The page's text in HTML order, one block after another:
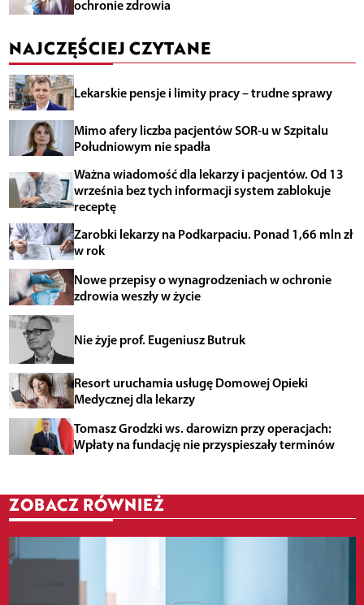
ochronie zdrowia
NAJCZĘŚCIEJ CZYTANE
Lekarskie pensje i limity pracy – trudne sprawy
Mimo afery liczba pacjentów SOR-u w Szpitalu
Południowym nie spadła
Ważna wiadomość dla lekarzy i pacjentów. Od 13
września bez tych informacji system zablokuje
receptę
Zarobki lekarzy na Podkarpaciu. Ponad 1,66 mln zł
w rok
Nowe przepisy o wynagrodzeniach w ochronie
zdrowia weszły w życie
Nie żyje prof. Eugeniusz Butruk
Resort uruchamia usługę Domowej Opieki
Medycznej dla lekarzy
Tomasz Grodzki ws. darowizn przy operacjach:
Wpłaty na fundację nie przyspieszały terminów
ZOBACZ RÓWNIEŻ